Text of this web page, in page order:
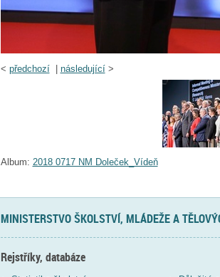
< předchozí| následující>
Album: 2018 0717 NM Doleček_Vídeň
MINISTERSTVO ŠKOLSTVÍ, MLÁDEŽE A
Rejstříky, databáze